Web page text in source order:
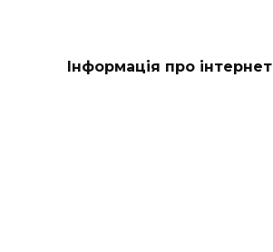
Інформація про інтернет